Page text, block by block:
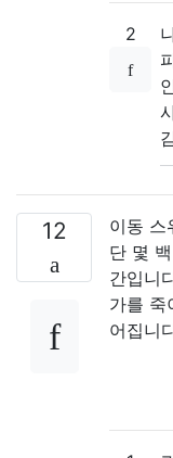
2
—
12
이동 스
단 몇
간입니
가를 죽
어집니